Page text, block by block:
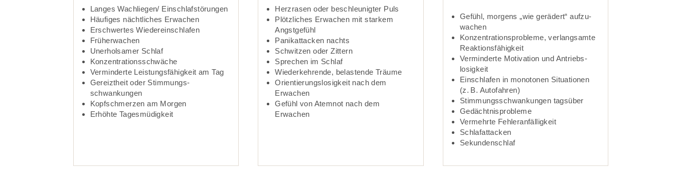
Langes Wachliegen/ Ein­­schlaf­­störungen
Häufiges nächt­liches Er­wachen
Erschwertes Wieder­­ein­­schlafen
Früherwachen
Unerholsamer Schlaf­­
Konzentrations­­schwäche
Verminderte Leistungs­­fähig­keit am Tag
Gereizt­heit oder Stimmungs­­
schwankungen
Kopfschmerzen am Morgen
Erhöhte Tages­­müdig­keit­­­
Herzrasen oder be­schleunigter Puls
Plötzliches Erwachen mit starkem
Angst­gefühl
Panik­attacken nachts
Schwitzen oder Zittern­­­­­
Sprechen im Schlaf
Wieder­­kehrende, belastende Träume
Orientierungs­­losig­keit nach dem
Erwachen
Gefühl von Atemnot nach dem
Erwachen
Gefühl, morgens „wie gerädert“ auf­zu­
wachen­­
Konzentrations­probleme, verlangsamte
Reaktions­fähig­keit
Verminderte Motivation und Antriebs­
losig­keit
Einschlafen in monotonen Situationen
(z. B. Auto­fahren)­­­
Stimmungs­schwankungen tagsüber
Gedächtnis­probleme
Vermehrte Fehler­anfällig­keit
Schlaf­attacken
Sekunden­schlaf